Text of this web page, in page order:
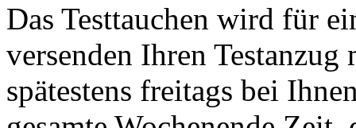
Das Testtauchen wird für
versenden Ihren Testanzug
spätestens freitags bei